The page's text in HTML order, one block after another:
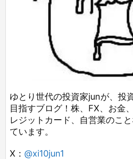
ゆとり世代の投資家junが、投
目指すブログ！株、FX、お金
レジットカード、自営業のこ
ています。
X： @xi10jun1